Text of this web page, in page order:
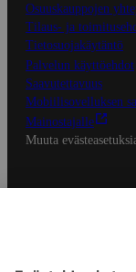
Osuuskauppojen
Tilaus- ja
Tietosuojakäytäntö
Palvelun käyttöehdot
Saavutettavuus
Mobiilisovelluksen
Mainostajalle
Muuta
S-ryhmän